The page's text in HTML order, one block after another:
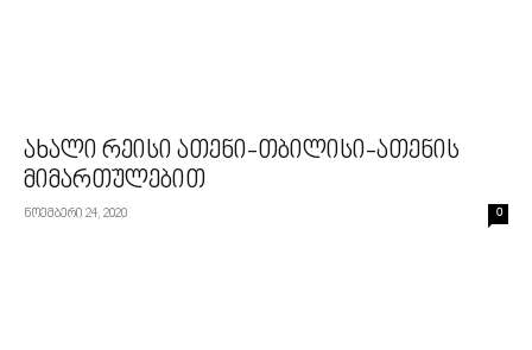
ახალი რეისი ათენი-თბილისი-ათენის
მიმართულებით
ნოემბერი 24, 2020 0